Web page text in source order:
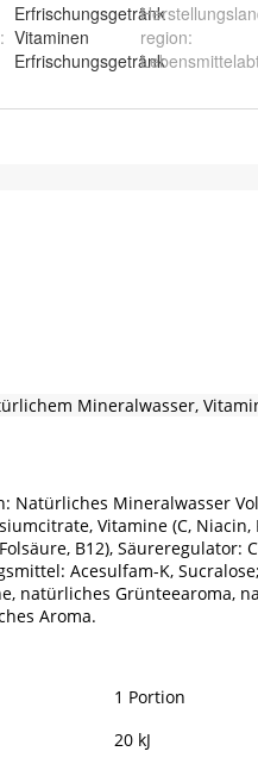
Erfrischungsgetränk
: Vitaminen
Erfrischungsgetränk
region: